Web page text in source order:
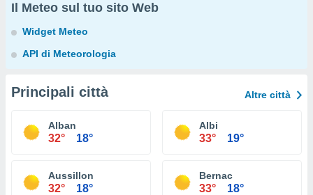
Il Meteo sul tuo sito Web
Widget Meteo
API di Meteorologia
Principali città Altre città
Alban
32° 18°
Albi
33° 19°
Aussillon
32° 18°
Bernac
33° 18°